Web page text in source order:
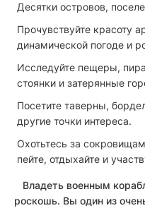
Десятки островов,
Прочувствуйте красоту
динамической погоде и
Исследуйте пещеры,
стоянки и затерянные
Посетите таверны,
другие точки интереса.
Охотьтесь за
пейте, отдыхайте и
Владеть военным
роскошь. Вы один из